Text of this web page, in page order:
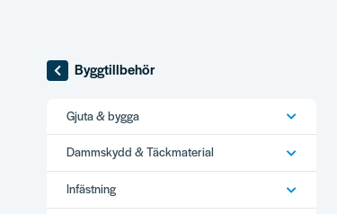
Byggtillbehör
Gjuta & bygga
Dammskydd & Täckmaterial
Infästning